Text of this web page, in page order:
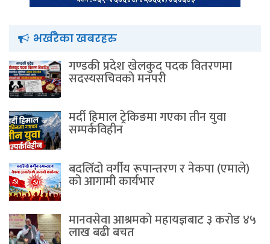
भर्खरैका खबरहरु
गण्डकी प्रदेश खेलकुद पदक वितरणमा
सदस्यसचिवकाे मनपरी
मर्दी हिमाल ट्रेकिङमा गएका तीन युवा
सम्पर्कविहीन
बदलिँदो वर्गीय रूपान्तरण र नेकपा (एमाले)
को आगामी कार्यभार
मानवसेवा आश्रमकाे‌ महायज्ञबाट ३ करोड ४५
लाख बढी बचत